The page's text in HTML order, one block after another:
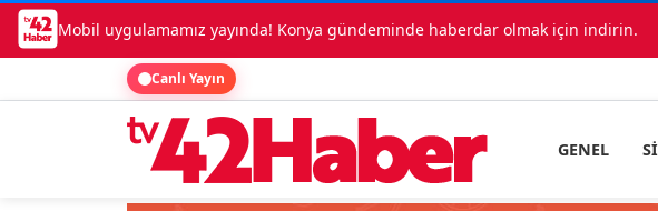
Mobil uygulamamız yayında! Konya gündeminde haberdar olmak için indirin.
Canlı Yayın
GENEL